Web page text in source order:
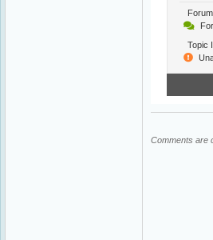
Topic
Comments are